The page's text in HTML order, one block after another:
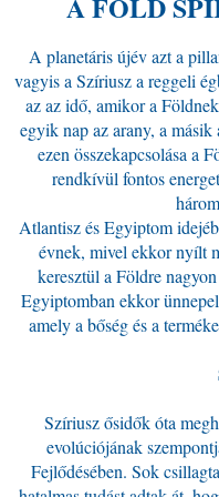
A planetáris újév azt a
vagyis a Szíriusz a reggeli
az az idő, amikor a
egyik nap az arany, a
ezen összekapcsolása a
rendkívül fontos
Atlantisz és Egyiptom
évnek, mivel ekkor nyílt
keresztül a Földre
Egyiptomban ekkor
amely a bőség és a
Szíriusz ősidők óta
evolúciójának
Fejlődésében. Sok